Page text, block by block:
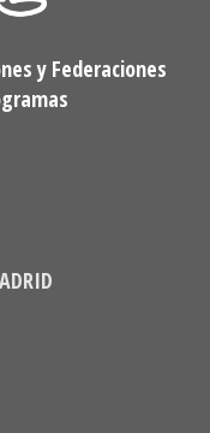
y Federaciones